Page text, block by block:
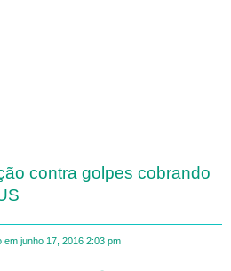
contra golpes cobrando
em junho 17, 2016 2:03 pm